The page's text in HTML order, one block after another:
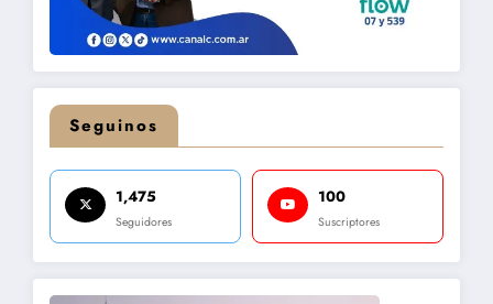
Seguinos
1,475
Seguidores
100
Suscriptores